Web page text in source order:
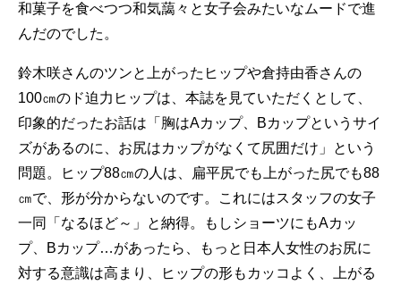
和菓子を食べつつ和気藹々と女子会みたいなムードで進
んだのでした。
鈴木咲さんのツンと上がったヒップや倉持由香さんの
100㎝のド迫力ヒップは、本誌を見ていただくとして、
印象的だったお話は「胸はAカップ、Bカップというサイ
ズがあるのに、お尻はカップがなくて尻囲だけ」という
問題。ヒップ88㎝の人は、扁平尻でも上がった尻でも88
㎝で、形が分からないのです。これにはスタッフの女子
一同「なるほど～」と納得。もしショーツにもAカッ
プ、Bカップ…があったら、もっと日本人女性のお尻に
対する意識は高まり、ヒップの形もカッコよく、上がる